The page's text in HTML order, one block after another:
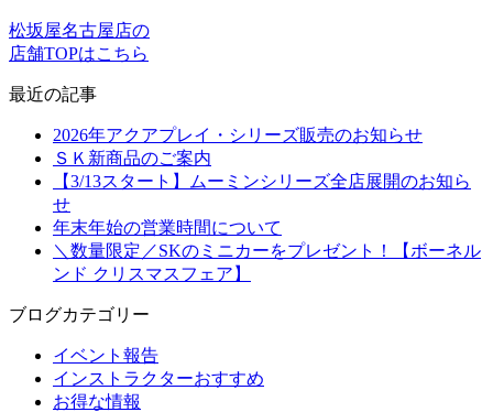
松坂屋名古屋店の
店舗TOPはこちら
最近の記事
2026年アクアプレイ・シリーズ販売のお知らせ
ＳＫ新商品のご案内
【3/13スタート】ムーミンシリーズ全店展開のお知ら
せ
年末年始の営業時間について
＼数量限定／SKのミニカーをプレゼント！【ボーネル
ンド クリスマスフェア】
ブログカテゴリー
イベント報告
インストラクターおすすめ
お得な情報